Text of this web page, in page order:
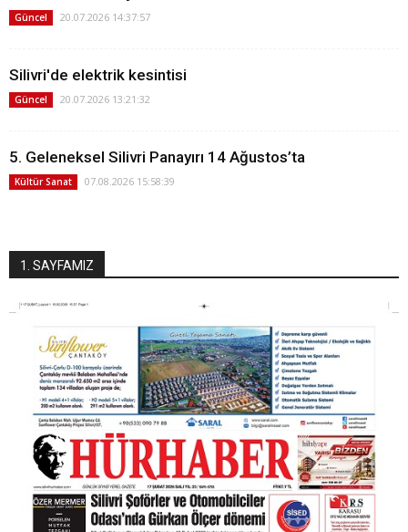
Güncel 20.07.2026 14:37:57
Silivri'de elektrik kesintisi
Güncel 20.07.2026 13:21:32
5. Geleneksel Silivri Panayırı 14 Ağustos’ta
Kültür Sanat 07.08.2026 15:58:39
1. SAYFAMIZ